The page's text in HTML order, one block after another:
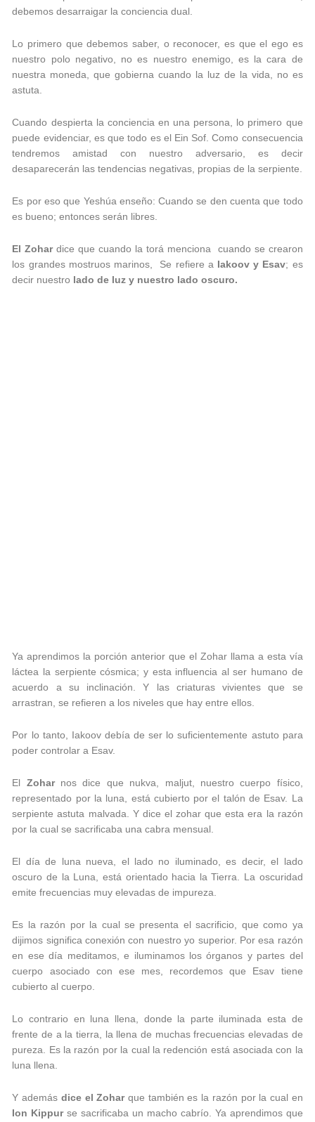
debemos desarraigar la conciencia dual.
Lo primero que debemos saber, o reconocer, es que el ego es
nuestro polo negativo, no es nuestro enemigo, es la cara de
nuestra moneda, que gobierna cuando la luz de la vida, no es
astuta.
Cuando despierta la conciencia en una persona, lo primero que
puede evidenciar, es que todo es el Ein Sof. Como consecuencia
tendremos amistad con nuestro adversario, es decir
desaparecerán las tendencias negativas, propias de la serpiente.
Es por eso que Yeshúa enseño: Cuando se den cuenta que todo
es bueno; entonces serán libres.
El Zohardice que cuando la torá menciona cuando se crearon
los grandes mostruos marinos, Se refiere aIakoov y Esav; es
decir nuestro lado de luz y nuestro ladooscuro.
Ya aprendimos la porción anterior que el Zohar llama a esta vía
láctea la serpiente cósmica; y esta influencia al ser humano de
acuerdo a su inclinación. Y las criaturas vivientes que se
arrastran, se refieren a los niveles que hay entre ellos.
Por lo tanto, Iakoov debía de ser lo suficientemente astuto para
poder controlar a Esav.
El Zoharnos dice que nukva, maljut, nuestro cuerpo físico,
representado por la luna, está cubierto por el talón de Esav. La
serpiente astuta malvada. Y dice el zohar que esta era la razón
por la cual se sacrificaba una cabra mensual.
El día de luna nueva, el lado no iluminado, es decir, el lado
oscuro de la Luna, está orientado hacia la Tierra. La oscuridad
emite frecuencias muy elevadas de impureza.
Es la razón por la cual se presenta el sacrificio, que como ya
dijimos significa conexión con nuestro yo superior. Por esa razón
en ese día meditamos, e iluminamos los órganos y partes del
cuerpo asociado con ese mes, recordemos que Esav tiene
cubierto al cuerpo.
Lo contrario en luna llena, donde la parte iluminada esta de
frente de a la tierra, la llena de muchas frecuencias elevadas de
pureza. Es la razón por la cual la redención está asociada con la
luna llena.
Y además dice el Zoharque también es la razón por la cual en
Ion Kippurse sacrificaba un macho cabrío. Ya aprendimos que